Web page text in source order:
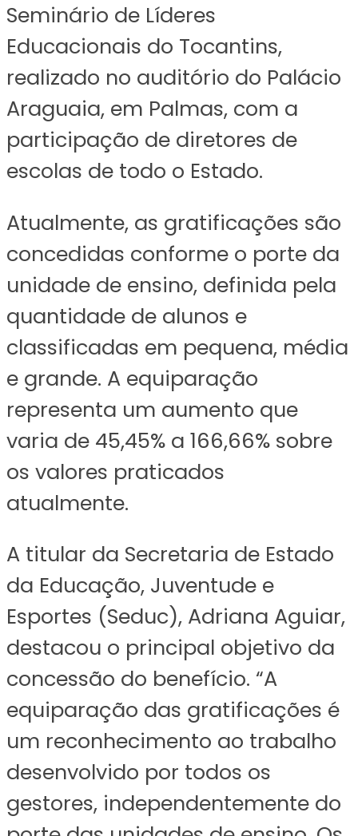
Seminário de Líderes
Educacionais do Tocantins,
realizado no auditório do Palácio
Araguaia, em Palmas, com a
participação de diretores de
escolas de todo o Estado.
Atualmente, as gratificações são
concedidas conforme o porte da
unidade de ensino, definida pela
quantidade de alunos e
classificadas em pequena, média
e grande. A equiparação
representa um aumento que
varia de 45,45% a 166,66% sobre
os valores praticados
atualmente.
A titular da Secretaria de Estado
da Educação, Juventude e
Esportes (Seduc), Adriana Aguiar,
destacou o principal objetivo da
concessão do benefício. “A
equiparação das gratificações é
um reconhecimento ao trabalho
desenvolvido por todos os
gestores, independentemente do